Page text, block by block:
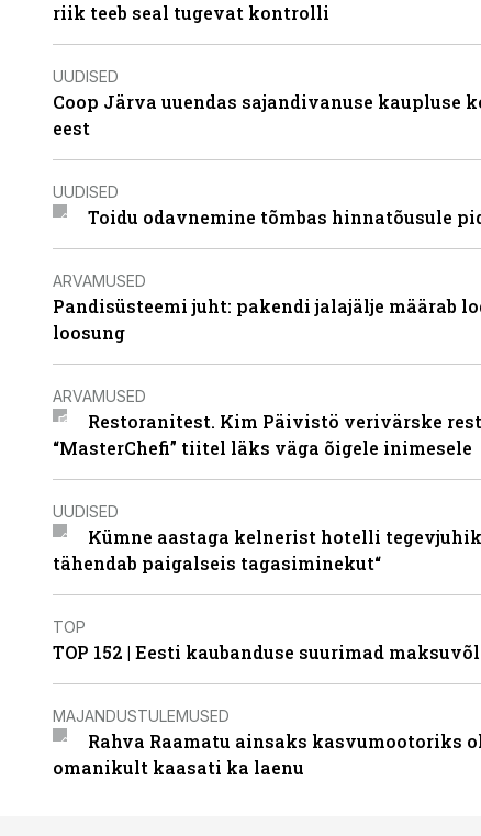
riik teeb seal tugevat kontrolli
UUDISED
Coop Järva uuendas sajandivanuse kaupluse
eest
UUDISED
Toidu odavnemine tõmbas hinnatõusule
ARVAMUSED
Pandisüsteemi juht: pakendi jalajälje määrab
loosung
ARVAMUSED
Restoranitest. Kim Päivistö verivärske
“MasterChefi” tiitel läks väga õigele inimesele
UUDISED
Kümne aastaga kelnerist hotelli
tähendab paigalseis tagasiminekut“
TOP
TOP 152 | Eesti kaubanduse suurimad
MAJANDUSTULEMUSED
Rahva Raamatu ainsaks kasvumootoriks
omanikult kaasati ka laenu